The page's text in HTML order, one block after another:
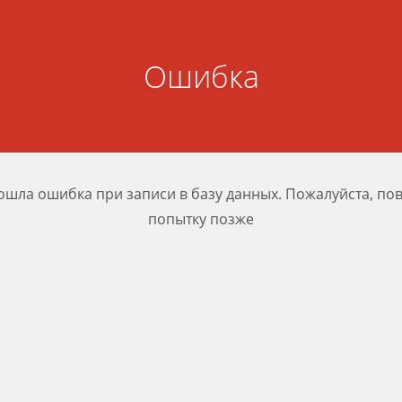
Ошибка
ошибка при записи в базу данных. Пожалуйста,
попытку позже